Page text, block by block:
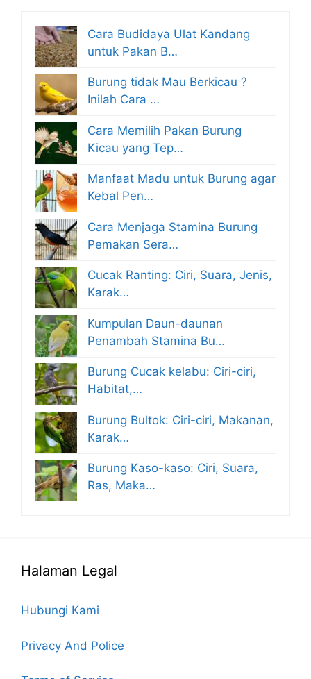
Cara Budidaya Ulat Kandang
untuk Pakan B…
Burung tidak Mau Berkicau ?
Inilah Cara …
Cara Memilih Pakan Burung
Kicau yang Tep…
Manfaat Madu untuk Burung agar
Kebal Pen…
Cara Menjaga Stamina Burung
Pemakan Sera…
Cucak Ranting: Ciri, Suara, Jenis,
Karak…
Kumpulan Daun-daunan
Penambah Stamina Bu…
Burung Cucak kelabu: Ciri-ciri,
Habitat,…
Burung Bultok: Ciri-ciri, Makanan,
Karak…
Burung Kaso-kaso: Ciri, Suara,
Ras, Maka…
Halaman Legal
Hubungi Kami
Privacy And Police